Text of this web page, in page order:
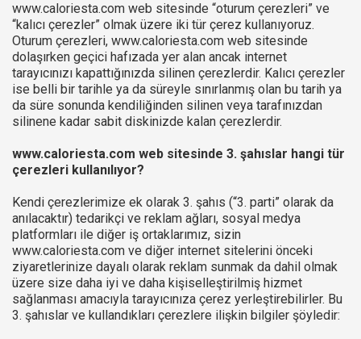
www.caloriesta.com web sitesinde “oturum çerezleri” ve
“kalıcı çerezler” olmak üzere iki tür çerez kullanıyoruz.
Oturum çerezleri, www.caloriesta.com web sitesinde
dolaşırken geçici hafızada yer alan ancak internet
tarayıcınızı kapattığınızda silinen çerezlerdir. Kalıcı çerezler
ise belli bir tarihle ya da süreyle sınırlanmış olan bu tarih ya
da süre sonunda kendiliğinden silinen veya tarafınızdan
silinene kadar sabit diskinizde kalan çerezlerdir.
www.caloriesta.com web sitesinde 3. şahıslar hangi tür
çerezleri kullanılıyor?
Kendi çerezlerimize ek olarak 3. şahıs (“3. parti” olarak da
anılacaktır) tedarikçi ve reklam ağları, sosyal medya
platformları ile diğer iş ortaklarımız, sizin
www.caloriesta.com ve diğer internet sitelerini önceki
ziyaretlerinize dayalı olarak reklam sunmak da dahil olmak
üzere size daha iyi ve daha kişiselleştirilmiş hizmet
sağlanması amacıyla tarayıcınıza çerez yerleştirebilirler. Bu
3. şahıslar ve kullandıkları çerezlere ilişkin bilgiler şöyledir: